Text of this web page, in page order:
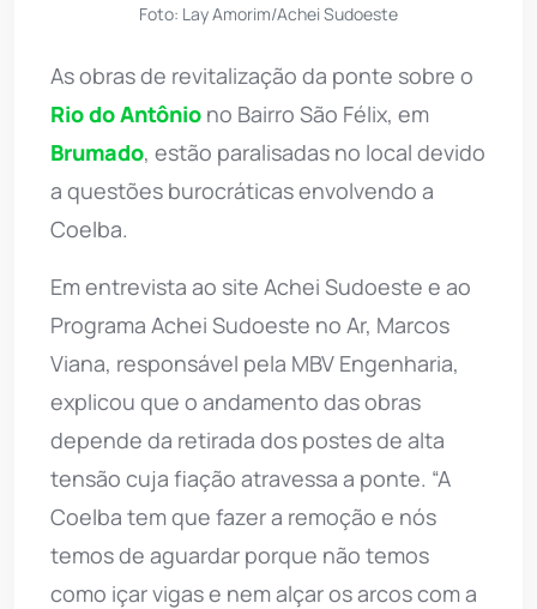
Foto: Lay Amorim/Achei Sudoeste
As obras de revitalização da ponte sobre o
Rio do Antônio no Bairro São Félix, em
Brumado, estão paralisadas no local devido
a questões burocráticas envolvendo a
Coelba.
Em entrevista ao site Achei Sudoeste e ao
Programa Achei Sudoeste no Ar, Marcos
Viana, responsável pela MBV Engenharia,
explicou que o andamento das obras
depende da retirada dos postes de alta
tensão cuja fiação atravessa a ponte. “A
Coelba tem que fazer a remoção e nós
temos de aguardar porque não temos
como içar vigas e nem alçar os arcos com a